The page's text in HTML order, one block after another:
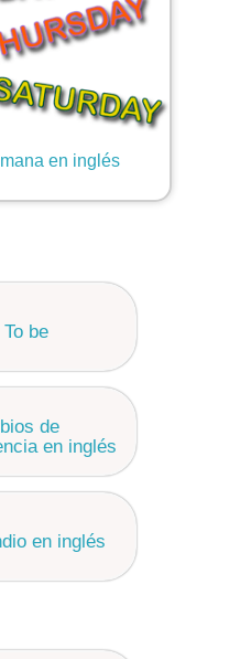
en inglés
be
de
en inglés
en inglés